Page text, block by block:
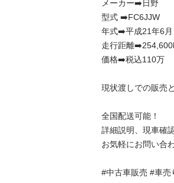
メーカー➡️日野
型式 ➡️FC6JJW
年式➡️平成21年6月
走行距離
価格➡️税込110万
現状渡しでの販売
全国配送可能！
詳細説明、現車確認
お気軽にお問い合
#中古車販売 #車売